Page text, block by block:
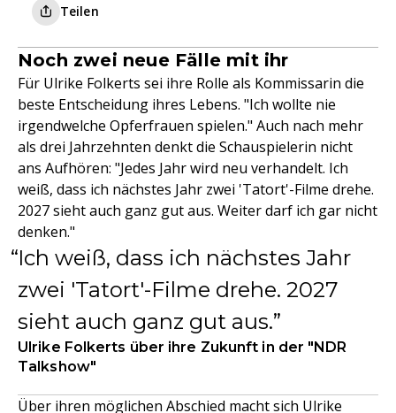
Teilen
Noch zwei neue Fälle mit ihr
Für Ulrike Folkerts sei ihre Rolle als Kommissarin die
beste Entscheidung ihres Lebens. "Ich wollte nie
irgendwelche Opferfrauen spielen." Auch nach mehr
als drei Jahrzehnten denkt die Schauspielerin nicht
ans Aufhören: "Jedes Jahr wird neu verhandelt. Ich
weiß, dass ich nächstes Jahr zwei 'Tatort'-Filme drehe.
2027 sieht auch ganz gut aus. Weiter darf ich gar nicht
denken."
Ich weiß, dass ich nächstes Jahr
zwei 'Tatort'-Filme drehe. 2027
sieht auch ganz gut aus.
Ulrike Folkerts über ihre Zukunft in der "NDR
Talkshow"
Über ihren möglichen Abschied macht sich Ulrike